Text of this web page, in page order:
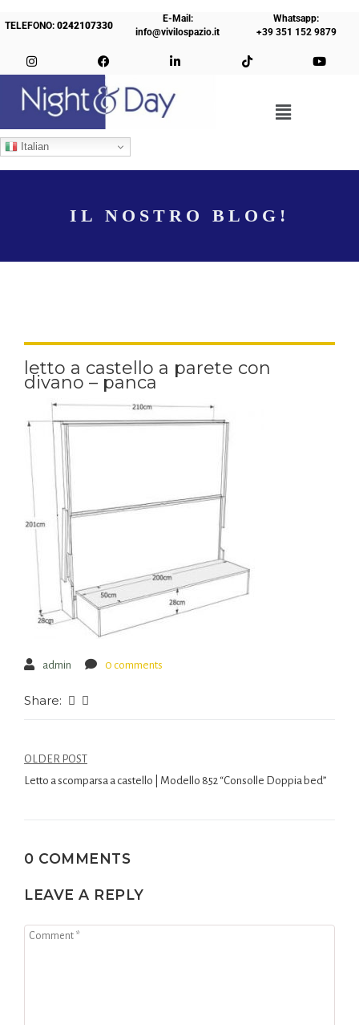
TELEFONO:0242107330
E-Mail:
info@vivilospazio.it
Whatsapp:
+39 351 152 9879
Italian
IL NOSTRO BLOG!
letto a castello a parete con
divano – panca
admin 0 comments
Share:
OLDER POST
Letto a scomparsa a castello | Modello 852 “Consolle Doppia bed”
0 COMMENTS
LEAVE A REPLY